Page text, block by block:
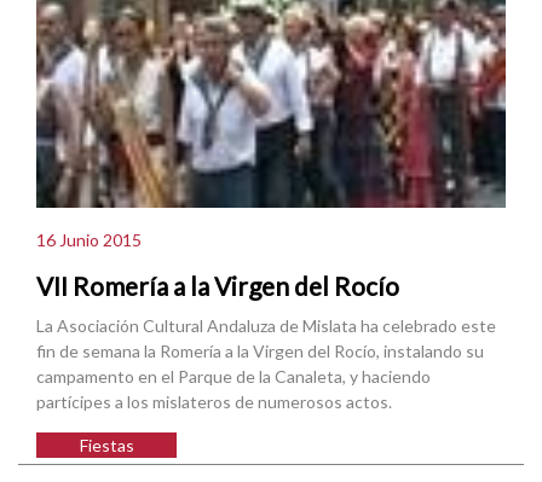
16 Junio 2015
VII Romería a la Virgen del Rocío
La Asociación Cultural Andaluza de Mislata ha celebrado este
fin de semana la Romería a la Virgen del Rocío, instalando su
campamento en el Parque de la Canaleta, y haciendo
partícipes a los mislateros de numerosos actos.
Fiestas